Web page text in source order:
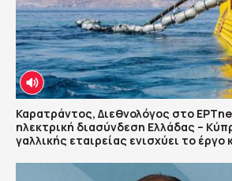
Καρατράντος, Διεθνολόγος στο
ηλεκτρική διασύνδεση Ελλάδας –
γαλλικής εταιρείας ενισχύει το έργο